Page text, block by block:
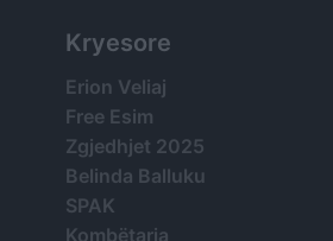
Kryesore
Erion Veliaj
Free Esim
Zgjedhjet 2025
Belinda Balluku
SPAK
Kombëtarja